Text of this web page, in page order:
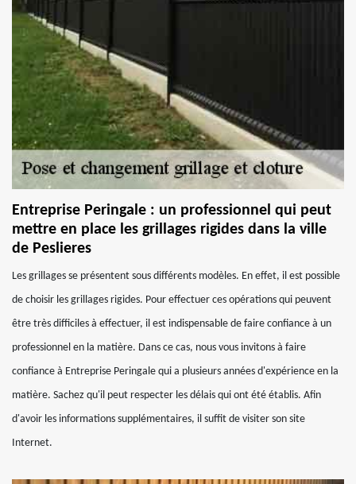
Entreprise Peringale : un professionnel qui peut
mettre en place les grillages rigides dans la ville
de Peslieres
Les grillages se présentent sous différents modèles. En effet, il est possible
de choisir les grillages rigides. Pour effectuer ces opérations qui peuvent
être très difficiles à effectuer, il est indispensable de faire confiance à un
professionnel en la matière. Dans ce cas, nous vous invitons à faire
confiance à Entreprise Peringale qui a plusieurs années d'expérience en la
matière. Sachez qu'il peut respecter les délais qui ont été établis. Afin
d'avoir les informations supplémentaires, il suffit de visiter son site
Internet.